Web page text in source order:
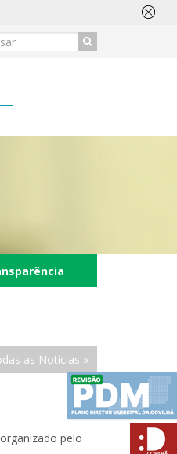
as Notícias »
pelo